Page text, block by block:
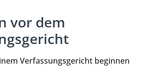
vor dem
Verfassungsgericht beginnen